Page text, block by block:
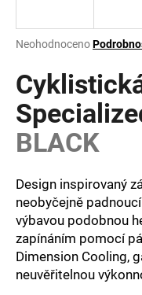
Průměrné
produktu
je
0,0
z
5
hvězdiček.
Neohodnoceno
BLACK
Design inspirovaný
neobyčejně
výbavou podobnou
zapínáním pomocí
Dimension Cooling,
neuvěřitelnou
j
t
?
D
o
p